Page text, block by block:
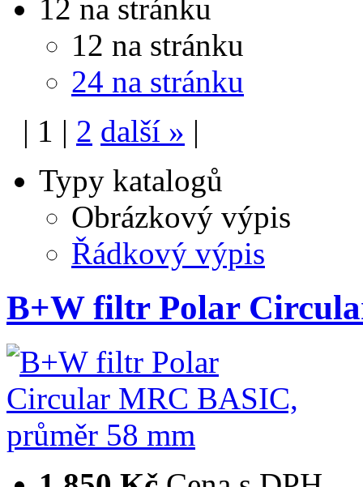
12 na stránku
12 na stránku
24 na stránku
| 1 | 2 další » |
Typy katalogů
Obrázkový výpis
Řádkový výpis
B+W filtr Polar